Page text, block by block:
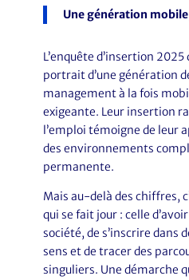
Une génération
L’enquête d’insertion 2025
portrait d’une génération
management à la fois
exigeante. Leur insertion
l’emploi témoigne de leur
des environnements
permanente.
Mais au-delà des chiffres,
qui se fait jour : celle
société, de s’inscrire dans
sens et de tracer des
singuliers. Une démarche